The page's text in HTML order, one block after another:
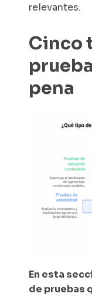
relevantes.
Cinco
pena
En esta
de pruebas